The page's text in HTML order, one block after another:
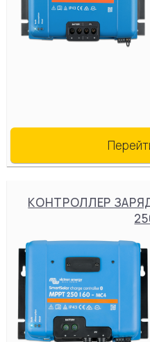
КОНТРОЛЛЕР